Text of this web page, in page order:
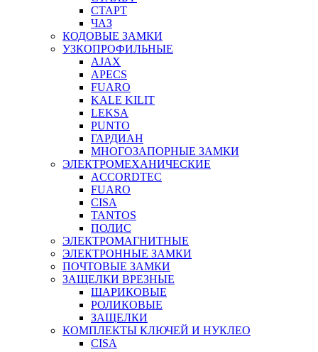
СТАРТ
ЧАЗ
КОДОВЫЕ ЗАМКИ
УЗКОПРОФИЛЬНЫЕ
AJAX
APECS
FUARO
KALE KILIT
LEKSA
PUNTO
ГАРДИАН
МНОГОЗАПОРНЫЕ ЗАМКИ
ЭЛЕКТРОМЕХАНИЧЕСКИЕ
ACCORDTEC
FUARO
CISA
TANTOS
ПОЛИС
ЭЛЕКТРОМАГНИТНЫЕ
ЭЛЕКТРОННЫЕ ЗАМКИ
ПОЧТОВЫЕ ЗАМКИ
ЗАЩЕЛКИ ВРЕЗНЫЕ
ШАРИКОВЫЕ
РОЛИКОВЫЕ
ЗАЩЕЛКИ
КОМПЛЕКТЫ КЛЮЧЕЙ И НУКЛЕО
CISA